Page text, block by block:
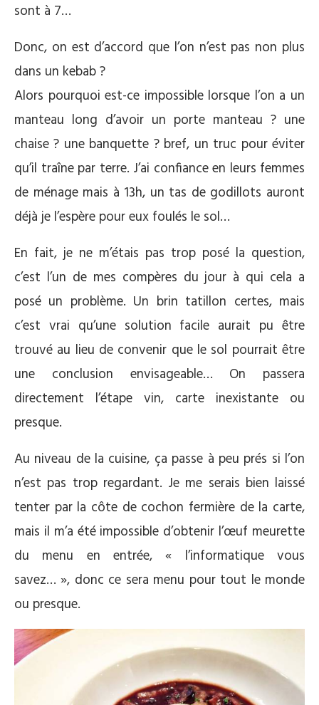
sont à 7…
Donc, on est d’accord que l’on n’est pas non plus
dans un kebab ?
Alors pourquoi est-ce impossible lorsque l’on a un
manteau long d’avoir un porte manteau ? une
chaise ? une banquette ? bref, un truc pour éviter
qu’il traîne par terre. J’ai confiance en leurs femmes
de ménage mais à 13h, un tas de godillots auront
déjà je l’espère pour eux foulés le sol…
En fait, je ne m’étais pas trop posé la question,
c’est l’un de mes compères du jour à qui cela a
posé un problème. Un brin tatillon certes, mais
c’est vrai qu’une solution facile aurait pu être
trouvé au lieu de convenir que le sol pourrait être
une conclusion envisageable… On passera
directement l’étape vin, carte inexistante ou
presque.
Au niveau de la cuisine, ça passe à peu prés si l’on
n’est pas trop regardant. Je me serais bien laissé
tenter par la côte de cochon fermière de la carte,
mais il m’a été impossible d’obtenir l’œuf meurette
du menu en entrée, « l’informatique vous
savez… », donc ce sera menu pour tout le monde
ou presque.